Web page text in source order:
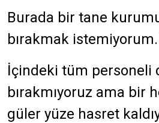
Burada bir tane
bırakmak istemiyorum.
İçindeki tüm personeli
bırakmıyoruz ama bir
güler yüze hasret